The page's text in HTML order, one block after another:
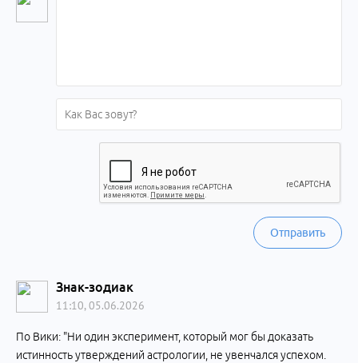
Отправить
Знак-зодиак
11:10, 05.06.2026
По Вики: "Ни один эксперимент, который мог бы доказать
истинность утверждений астрологии, не увенчался успехом.